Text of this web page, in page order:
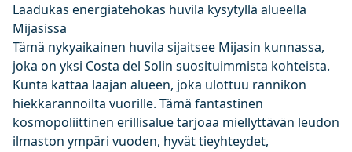
Laadukas energiatehokas huvila kysytyllä alueella
Mijasissa
Tämä nykyaikainen huvila sijaitsee Mijasin kunnassa,
joka on yksi Costa del Solin suosituimmista kohteista.
Kunta kattaa laajan alueen, joka ulottuu rannikon
hiekkarannoilta vuorille. Tämä fantastinen
kosmopoliittinen erillisalue tarjoaa miellyttävän leudon
ilmaston ympäri vuoden, hyvät tieyhteydet,